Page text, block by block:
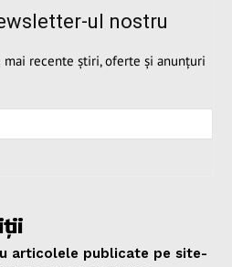
ul nostru
recente știri, oferte și anunțuri
articolele publicate pe site-